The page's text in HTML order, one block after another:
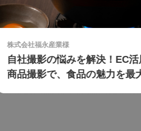
株式会社かさの家様
丸信×Indeedで人材確保！タ
に絞った訴求で、1ヶ月で15